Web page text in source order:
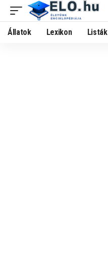
Állatok Lexikon Listák